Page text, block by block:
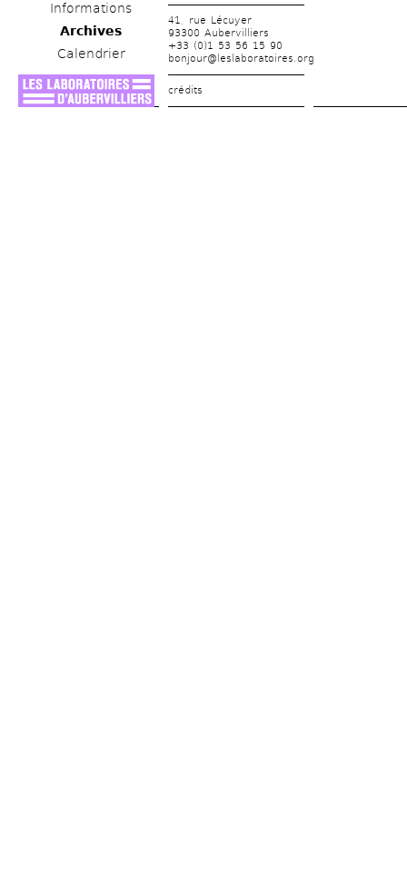
Informations
Archives
Calendrier
41, rue Lécuyer
93300 Aubervilliers
+33 (0)1 53 56 15 90
bonjour@leslaboratoires.org
crédits